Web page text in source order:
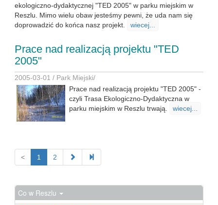
ekologiczno-dydaktycznej "TED 2005" w parku miejskim w
Reszlu. Mimo wielu obaw jesteśmy pewni, że uda nam się
doprowadzić do końca nasz projekt.
wiecej...
Prace nad realizacją projektu "TED
2005"
2005-03-01 / Park Miejski/
Prace nad realizacją projektu "TED 2005" -
czyli Trasa Ekologiczno-Dydaktyczna w
parku miejskim w Reszlu trwają.
wiecej...
< 1 2
Co w Reszlu